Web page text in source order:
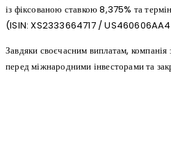
із фіксованою ставкою 8,375% та
(ISIN: XS2333664717 /
Завдяки своєчасним виплатам, компанія
перед міжнародними інвесторами та